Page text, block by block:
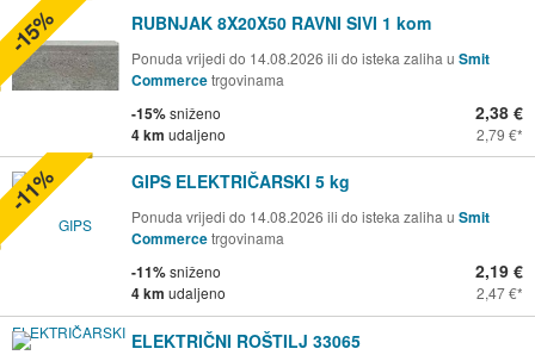
RUBNJAK 8X20X50 RAVNI SIVI 1 kom
Ponuda vrijedi do 14.08.2026 ili do isteka zaliha u Smit
Commercetrgovinama
-15%sniženo
4 km udaljeno
2,38 €
2,79 €
-15%
GIPS ELEKTRIČARSKI 5 kg
Ponuda vrijedi do 14.08.2026 ili do isteka zaliha u Smit
Commercetrgovinama
-11%sniženo
4 km udaljeno
2,19 €
2,47 €
-11%
ELEKTRIČNI ROŠTILJ 33065